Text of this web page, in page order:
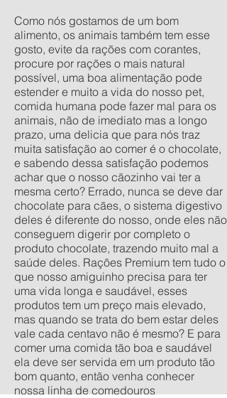
Como nós gostamos de um bom
alimento, os animais também tem esse
gosto, evite da rações com corantes,
procure por rações o mais natural
possível, uma boa alimentação pode
estender e muito a vida do nosso pet,
comida humana pode fazer mal para os
animais, não de imediato mas a longo
prazo, uma delicia que para nós traz
muita satisfação ao comer é o chocolate,
e sabendo dessa satisfação podemos
achar que o nosso cãozinho vai ter a
mesma certo? Errado, nunca se deve dar
chocolate para cães, o sistema digestivo
deles é diferente do nosso, onde eles não
conseguem digerir por completo o
produto chocolate, trazendo muito mal a
saúde deles. Rações Premium tem tudo o
que nosso amiguinho precisa para ter
uma vida longa e saudável, esses
produtos tem um preço mais elevado,
mas quando se trata do bem estar deles
vale cada centavo não é mesmo? E para
comer uma comida tão boa e saudável
ela deve ser servida em um produto tão
bom quanto, então venha conhecer
nossa linha de comedouros